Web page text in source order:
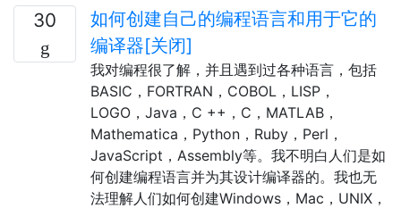
30
如何创建自己的编程语言和用于它的
编译器[关闭]
我对编程很了解，并且遇到过各种语言，包括
BASIC，FORTRAN，COBOL，LISP，
LOGO，Java，C ++，C，MATLAB，
Mathematica，Python，Ruby，Perl，
JavaScript，Assembly等。我不明白人们是如
何创建编程语言并为其设计编译器的。我也无
法理解人们如何创建Windows，Mac，UNIX，